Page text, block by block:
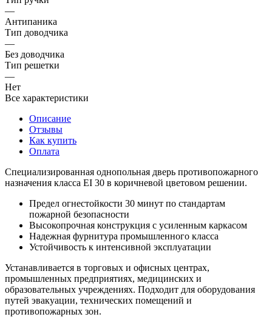
—
Антипаника
Тип доводчика
—
Без доводчика
Тип решетки
—
Нет
Все характеристики
Описание
Отзывы
Как купить
Оплата
Специализированная однопольная дверь противопожарного
назначения класса EI 30 в коричневой цветовом решении.
Предел огнестойкости 30 минут по стандартам
пожарной безопасности
Высокопрочная конструкция с усиленным каркасом
Надежная фурнитура промышленного класса
Устойчивость к интенсивной эксплуатации
Устанавливается в торговых и офисных центрах,
промышленных предприятиях, медицинских и
образовательных учреждениях. Подходит для оборудования
путей эвакуации, технических помещений и
противопожарных зон.